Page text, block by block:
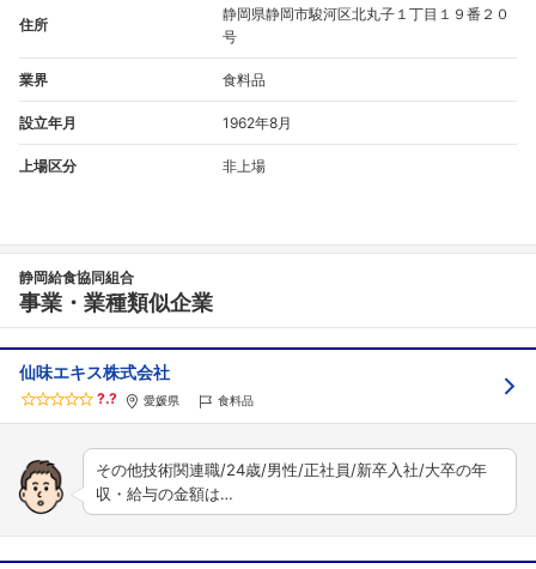
住所
静岡県静岡市駿河区北丸子１丁目１９番２０
号
業界 食料品
設立年月 1962年8月
上場区分 非上場
静岡給食協同組合
事業・業種類似企業
仙味エキス株式会社
?.? 愛媛県 食料品
その他技術関連職/24歳/男性/正社員/新卒入社/大卒の年
収・給与の金額は…